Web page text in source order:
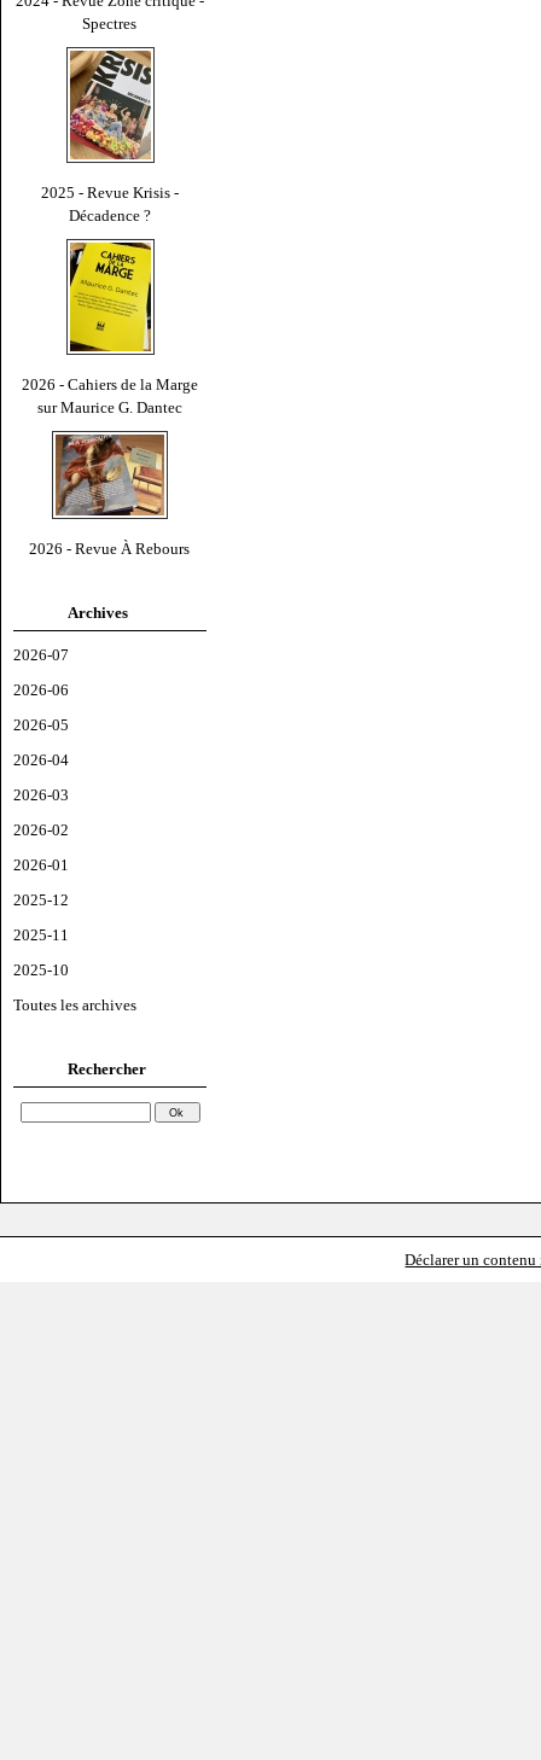
Spectres
2025 - Revue Krisis -
Décadence ?
2026 - Cahiers de la Marge
sur Maurice G. Dantec
2026 - Revue À Rebours
Archives
2026-07
2026-06
2026-05
2026-04
2026-03
2026-02
2026-01
2025-12
2025-11
2025-10
Toutes les archives
Rechercher
Déclarer un